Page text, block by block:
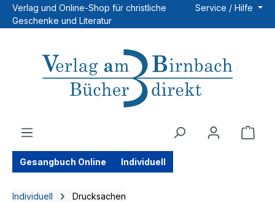
Zum Hauptinhalt springen
Verlag und Online-Shop für christliche
Geschenke und Literatur
Service / Hilfe
Gesangbuch Online Individuell
Individuell Drucksachen